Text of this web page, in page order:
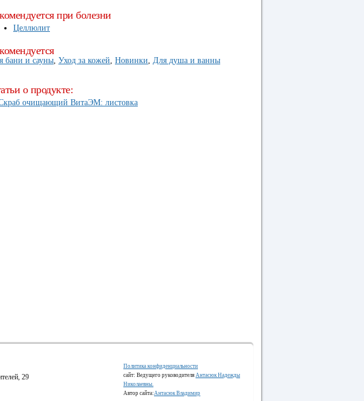
при болезни
Целлюлит
бани и сауны, Уход за кожей, Новинки, Для душа и ванны
о продукте:
очищающий ВитаЭМ: листовка
29
Политика конфиденциальности
сайт: Ведущего руководителя Антасюк Надежды
Николаевны.
Автор сайта:Антасюк Владимир